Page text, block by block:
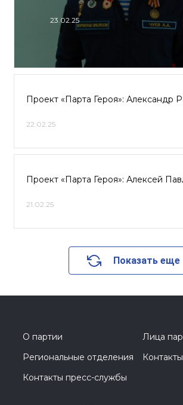
23.02.25
Проект «Парта Героя»: Александр
22.02.25
Проект «Парта Героя»: Алексей
21.02.25
Показать еще
О партии
Лица
Региональные отделения
Контакты пресс-службы